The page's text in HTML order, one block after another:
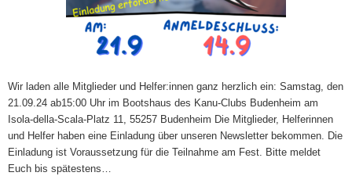
Wir laden alle Mitglieder und Helfer:innen ganz herzlich ein: Samstag, den
21.09.24 ab15:00 Uhr im Bootshaus des Kanu-Clubs Budenheim am
Isola-della-Scala-Platz 11, 55257 Budenheim Die Mitglieder, Helferinnen
und Helfer haben eine Einladung über unseren Newsletter bekommen. Die
Einladung ist Voraussetzung für die Teilnahme am Fest. Bitte meldet
Euch bis spätestens…